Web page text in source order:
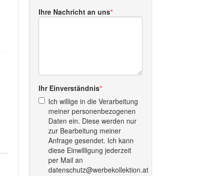
Ihre Nachricht an uns
Ihr Einverständnis
Ich willige in die Verarbeitung
meiner personenbezogenen
Daten ein. Diese werden nur
zur Bearbeitung meiner
Anfrage gesendet. Ich kann
diese Einwilligung jederzeit
per Mail an
datenschutz@werbekollektion.at